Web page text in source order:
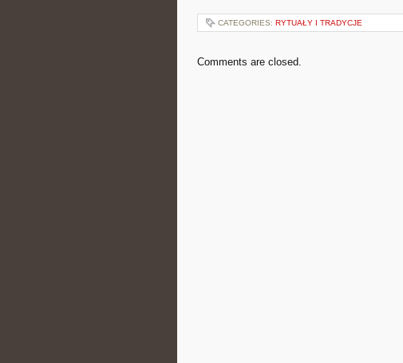
CATEGORIES: RYTUAŁY I TRADYCJE
Comments are closed.